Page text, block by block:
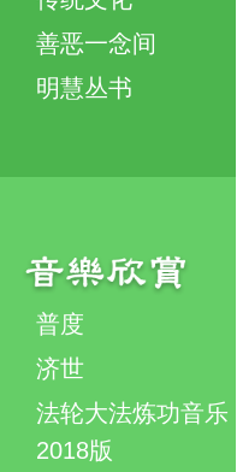
善恶一念间
明慧丛书
普度
济世
法轮大法炼功音乐
2018版